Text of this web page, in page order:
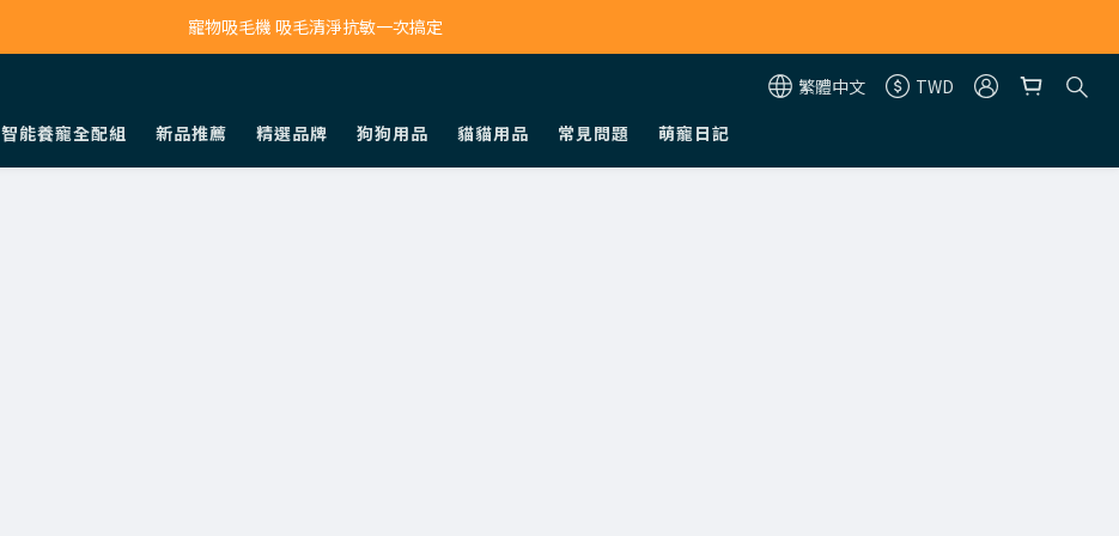
寵物吸毛機 吸毛清淨抗敏一次搞定
寵物吸毛機 吸毛清淨抗敏一次搞定
寵物吸毛機 吸毛清淨抗敏一次搞定
繁體中文
TWD
智能養寵全配組 新品推薦 精選品牌 狗狗用品 貓貓用品 常見問題 萌寵日記